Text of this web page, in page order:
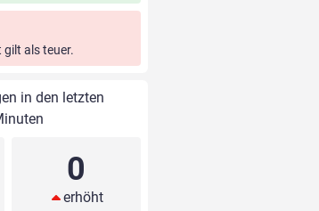
gilt als teuer.
in den letzten
0
erhöht